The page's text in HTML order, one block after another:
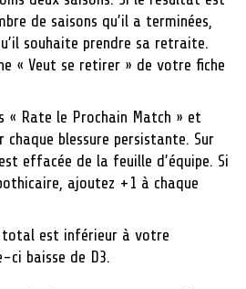
de saisons qu’il a terminées,
souhaite prendre sa retraite.
« Veut se retirer » de votre fiche
« Rate le Prochain Match » et
chaque blessure persistante. Sur
effacée de la feuille d’équipe. Si
ajoutez +1 à chaque
total est inférieur à votre
ci baisse de D3.